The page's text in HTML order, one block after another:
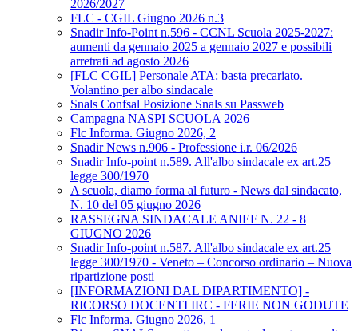
2026/2027
FLC - CGIL Giugno 2026 n.3
Snadir Info-Point n.596 - CCNL Scuola 2025-2027:
aumenti da gennaio 2025 a gennaio 2027 e possibili
arretrati ad agosto 2026
[FLC CGIL] Personale ATA: basta precariato.
Volantino per albo sindacale
Snals Confsal Posizione Snals su Passweb
Campagna NASPI SCUOLA 2026
Flc Informa. Giugno 2026, 2
Snadir News n.906 - Professione i.r. 06/2026
Snadir Info-point n.589. All'albo sindacale ex art.25
legge 300/1970
A scuola, diamo forma al futuro - News dal sindacato,
N. 10 del 05 giugno 2026
RASSEGNA SINDACALE ANIEF N. 22 - 8
GIUGNO 2026
Snadir Info-point n.587. All'albo sindacale ex art.25
legge 300/1970 - Veneto – Concorso ordinario – Nuova
ripartizione posti
[INFORMAZIONI DAL DIPARTIMENTO] -
RICORSO DOCENTI IRC - FERIE NON GODUTE
Flc Informa. Giugno 2026, 1